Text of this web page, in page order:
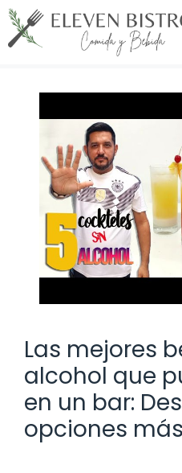
Saltar
al
contenido
Las mejores
alcohol que
en un bar:
opciones